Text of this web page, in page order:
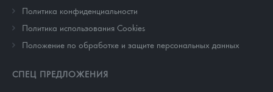
Политика конфиденциальности
Политика использования Cookies
Положение по обработке и защите персональных данных
СПЕЦ ПРЕДЛОЖЕНИЯ